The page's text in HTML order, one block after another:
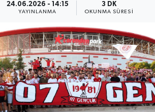
24.06.2026 - 14:15
YAYINLANMA
3 DK
OKUNMA SÜRESI
EĞİTİM
TURİZM
RÖPORTAJ